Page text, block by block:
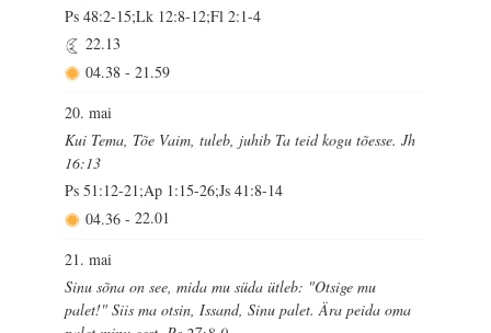
Ps 48:2-15;Lk 12:8-12;Fl 2:1-4
22.13
04.38 - 21.59
20. mai
Kui Tema, Tõe Vaim, tuleb, juhib Ta teid kogu tõesse. Jh
16:13
Ps 51:12-21;Ap 1:15-26;Js 41:8-14
04.36 - 22.01
21. mai
Sinu sõna on see, mida mu süda ütleb: "Otsige mu
palet!" Siis ma otsin, Issand, Sinu palet. Ära peida oma